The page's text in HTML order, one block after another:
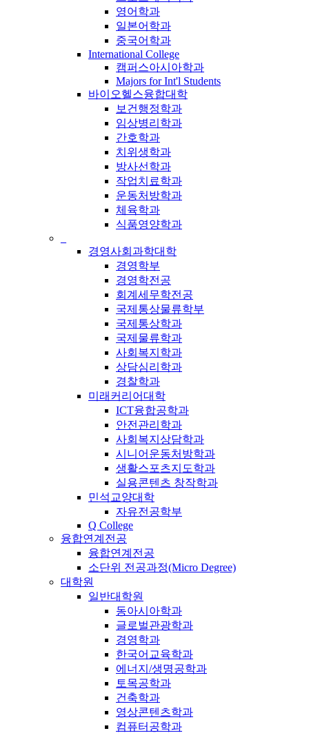
영어학과
일본어학과
중국어학과
International College
캠퍼스아시아학과
Majors for Int'l Students
바이오헬스융합대학
보건행정학과
임상병리학과
간호학과
치위생학과
방사선학과
작업치료학과
운동처방학과
체육학과
식품영양학과
경영사회과학대학
경영학부
경영학전공
회계세무학전공
국제통상물류학부
국제통상학과
국제물류학과
사회복지학과
상담심리학과
경찰학과
미래커리어대학
ICT융합공학과
안전관리학과
사회복지상담학과
시니어운동처방학과
생활스포츠지도학과
실용콘텐츠 창작학과
민석교양대학
자유전공학부
Q College
융합연계전공
융합연계전공
소단위 전공과정(Micro Degree)
대학원
일반대학원
동아시아학과
글로벌관광학과
경영학과
한국어교육학과
에너지/생명공학과
토목공학과
건축학과
영상콘텐츠학과
컴퓨터공학과